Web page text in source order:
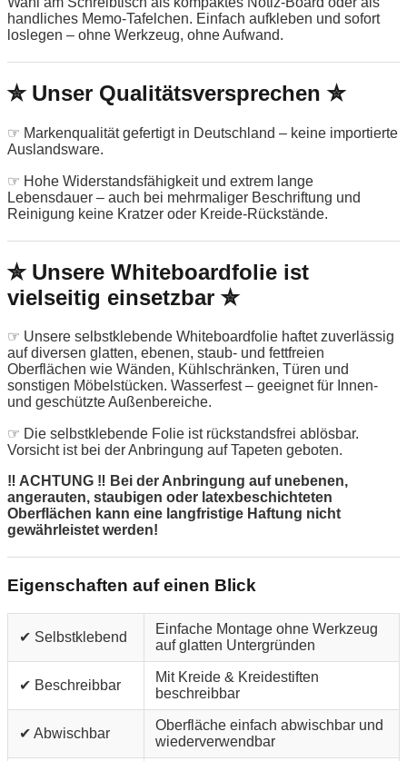
handliches Memo-Tafelchen. Einfach aufkleben und sofort
loslegen – ohne Werkzeug, ohne Aufwand.
✮ Unser Qualitätsversprechen ✮
☞ Markenqualität gefertigt in Deutschland – keine importierte
Auslandsware.
☞ Hohe Widerstandsfähigkeit und extrem lange
Lebensdauer – auch bei mehrmaliger Beschriftung und
Reinigung keine Kratzer oder Kreide-Rückstände.
✮ Unsere Whiteboardfolie ist
vielseitig einsetzbar ✮
☞ Unsere selbstklebende Whiteboardfolie haftet zuverlässig
auf diversen glatten, ebenen, staub- und fettfreien
Oberflächen wie Wänden, Kühlschränken, Türen und
sonstigen Möbelstücken. Wasserfest – geeignet für Innen-
und geschützte Außenbereiche.
☞ Die selbstklebende Folie ist rückstandsfrei ablösbar.
Vorsicht ist bei der Anbringung auf Tapeten geboten.
‼ ACHTUNG ‼ Bei der Anbringung auf unebenen,
angerauten, staubigen oder latexbeschichteten
Oberflächen kann eine langfristige Haftung nicht
gewährleistet werden!
Eigenschaften auf einen Blick
✔ Selbstklebend
Einfache Montage ohne Werkzeug
auf glatten Untergründen
✔ Beschreibbar
Mit Kreide & Kreidestiften
beschreibbar
✔ Abwischbar
Oberfläche einfach abwischbar und
wiederverwendbar